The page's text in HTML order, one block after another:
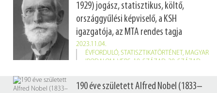
1929) jogász, statisztikus, költő,
országgyűlési képviselő, a KSH
igazgatója, az MTA rendes tagja
2023.11.04.
ÉVFORDULÓ, STATISZTIKATÖRTÉNET, MAGYAR
IRODALOM VERS 19. SZÁZAD 20. SZÁZAD
190 éve született Alfred Nobel (1833–